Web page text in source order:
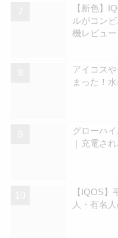
【新色】
ルがコン
機レビュ
アイコス
まった！
グローハ
｜充電さ
【IQOS
人・有名